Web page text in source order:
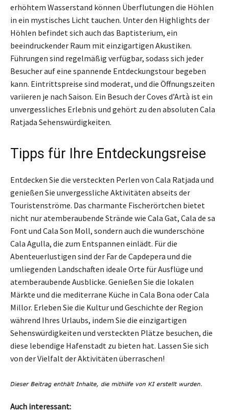
erhöhtem Wasserstand können Überflutungen die Höhlen
in ein mystisches Licht tauchen. Unter den Highlights der
Höhlen befindet sich auch das Baptisterium, ein
beeindruckender Raum mit einzigartigen Akustiken.
Führungen sind regelmäßig verfügbar, sodass sich jeder
Besucher auf eine spannende Entdeckungstour begeben
kann. Eintrittspreise sind moderat, und die Öffnungszeiten
variieren je nach Saison. Ein Besuch der Coves d’Artà ist ein
unvergessliches Erlebnis und gehört zu den absoluten Cala
Ratjada Sehenswürdigkeiten.
Tipps für Ihre Entdeckungsreise
Entdecken Sie die versteckten Perlen von Cala Ratjada und
genießen Sie unvergessliche Aktivitäten abseits der
Touristenströme. Das charmante Fischerörtchen bietet
nicht nur atemberaubende Strände wie Cala Gat, Cala de sa
Font und Cala Son Moll, sondern auch die wunderschöne
Cala Agulla, die zum Entspannen einlädt. Für die
Abenteuerlustigen sind der Far de Capdepera und die
umliegenden Landschaften ideale Orte für Ausflüge und
atemberaubende Ausblicke. Genießen Sie die lokalen
Märkte und die mediterrane Küche in Cala Bona oder Cala
Millor. Erleben Sie die Kultur und Geschichte der Region
während Ihres Urlaubs, indem Sie die einzigartigen
Sehenswürdigkeiten und versteckten Plätze besuchen, die
diese lebendige Hafenstadt zu bieten hat. Lassen Sie sich
von der Vielfalt der Aktivitäten überraschen!
Auch interessant: